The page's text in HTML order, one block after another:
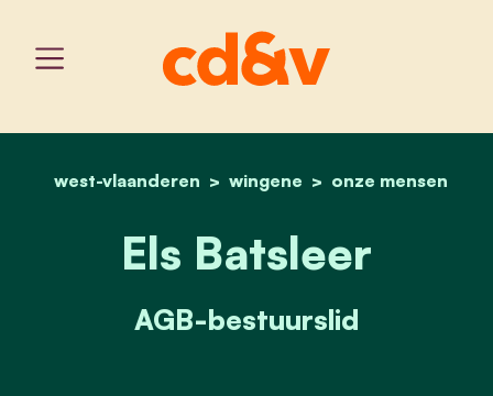
home
west-vlaanderen wingene onze mensen
els batsleer
Els Batsleer
AGB-bestuurslid